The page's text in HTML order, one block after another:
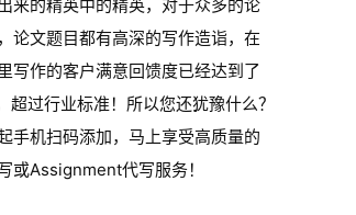
来的精英中的精英，对于众多的论
论文题目都有高深的写作造诣，在
写作的客户满意回馈度已经达到了
超过行业标准！所以您还犹豫什么？
手机扫码添加，马上享受高质量的
或Assignment代写服务！